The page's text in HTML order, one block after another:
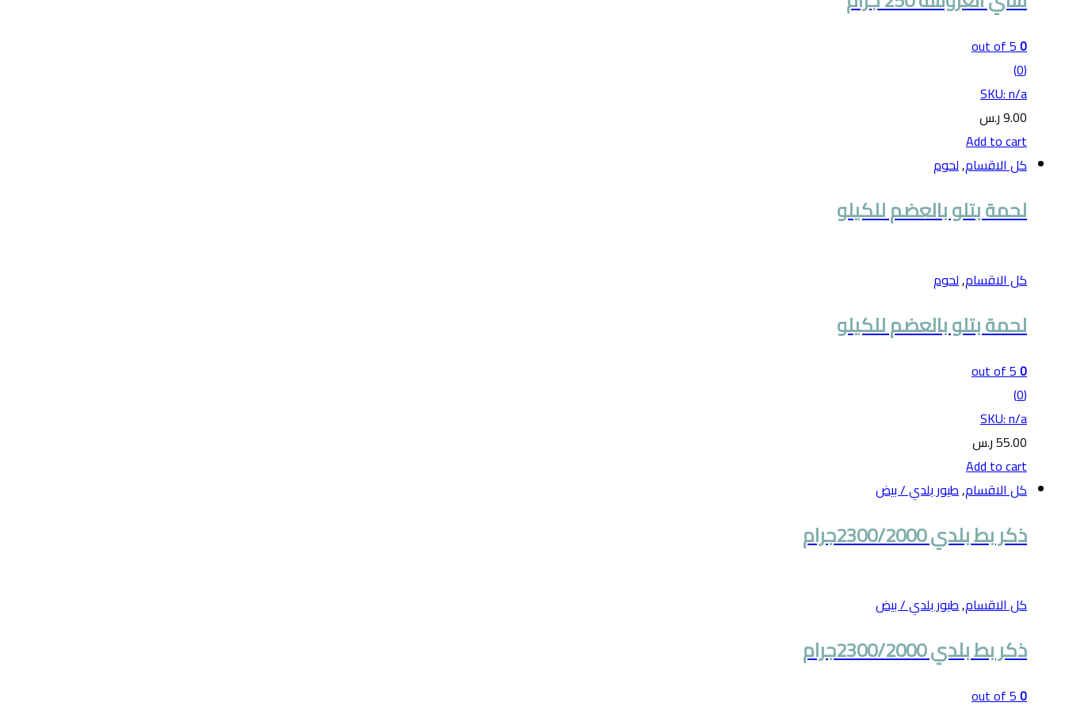
0
out of 5
(0)
SKU: n/a
9.00ر.س
Add to cart
كل الاقسام,لحوم
لحمة بتلو بالعضم للكيلو
كل الاقسام,لحوم
لحمة بتلو بالعضم للكيلو
0
out of 5
(0)
SKU: n/a
55.00ر.س
Add to cart
كل الاقسام,طيور بلدي / بيض
ذكر بط بلدي 2300/2000جرام
كل الاقسام,طيور بلدي / بيض
ذكر بط بلدي 2300/2000جرام
0
out of 5